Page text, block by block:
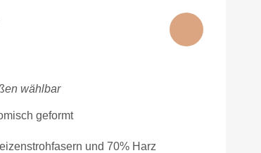
wählbar
geformt
und 70% Harz